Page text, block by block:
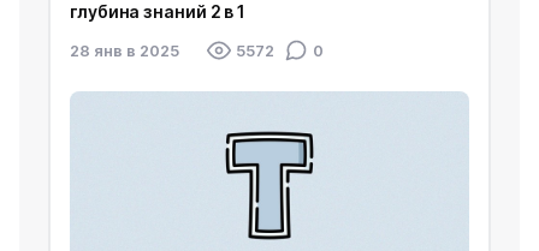
глубина знаний 2 в 1
28 янв в 2025 5572 0